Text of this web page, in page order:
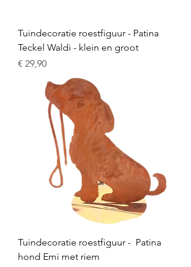
Tuindecoratie roestfiguur - Patina
Teckel Waldi - klein en groot
Prijs
€ 29,90
Tuindecoratie roestfiguur - Patina
hond Emi met riem